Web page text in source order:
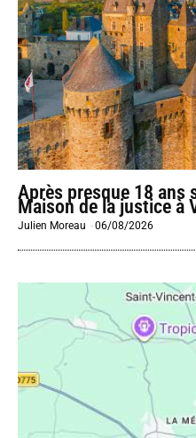
Après presque 18 ans
Maison de la justice à
Julien Moreau -06/08/2026